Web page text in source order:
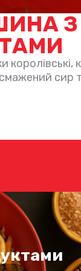
З
сир